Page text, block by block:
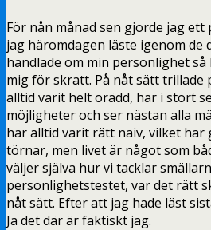
För nån månad sen gjorde jag
jag häromdagen läste igenom de
handlade om min personlighet
mig för skratt. På nåt sätt trillade
alltid varit helt orädd, har i stort
möjligheter och ser nästan alla
har alltid varit rätt naiv, vilket har
törnar, men livet är något som
väljer själva hur vi tacklar
personlighetstestet, var det rätt
nåt sätt. Efter att jag hade läst
Ja det där är faktiskt jag.